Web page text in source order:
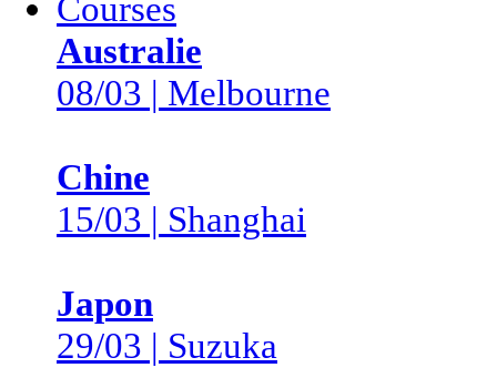
Courses
Australie
08/03 | Melbourne
Chine
15/03 | Shanghai
Japon
29/03 | Suzuka